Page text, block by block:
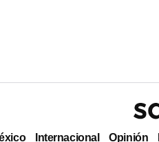
Internacional Opinión